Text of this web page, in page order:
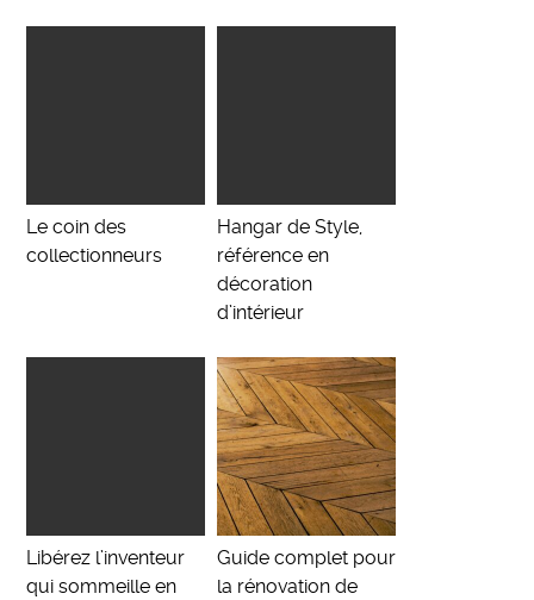
Le coin des
collectionneurs
Hangar de Style,
référence en
décoration
d’intérieur
Libérez l’inventeur
qui sommeille en
Guide complet pour
la rénovation de